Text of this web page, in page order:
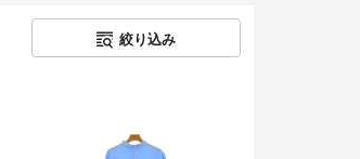
絞り込み